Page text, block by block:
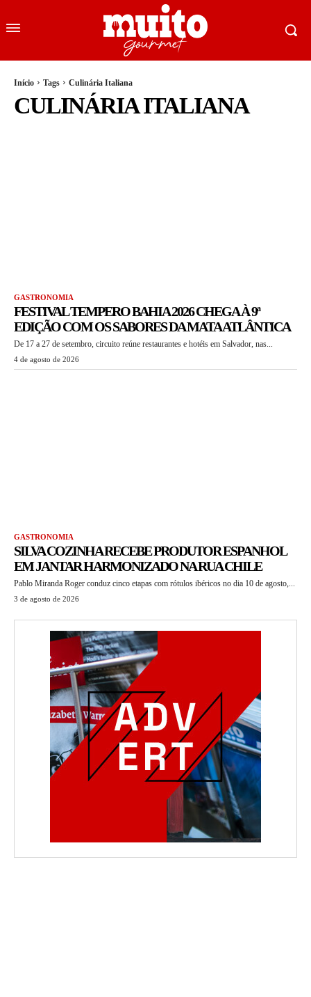
Início Tags Culinária Italiana
CULINÁRIA ITALIANA
GASTRONOMIA
FESTIVAL TEMPERO BAHIA 2026 CHEGA À 9ª
EDIÇÃO COM OS SABORES DA MATA ATLÂNTICA
De 17 a 27 de setembro, circuito reúne restaurantes e hotéis em Salvador, nas...
4 de agosto de 2026
GASTRONOMIA
SILVA COZINHA RECEBE PRODUTOR ESPANHOL
EM JANTAR HARMONIZADO NA RUA CHILE
Pablo Miranda Roger conduz cinco etapas com rótulos ibéricos no dia 10 de agosto,...
3 de agosto de 2026